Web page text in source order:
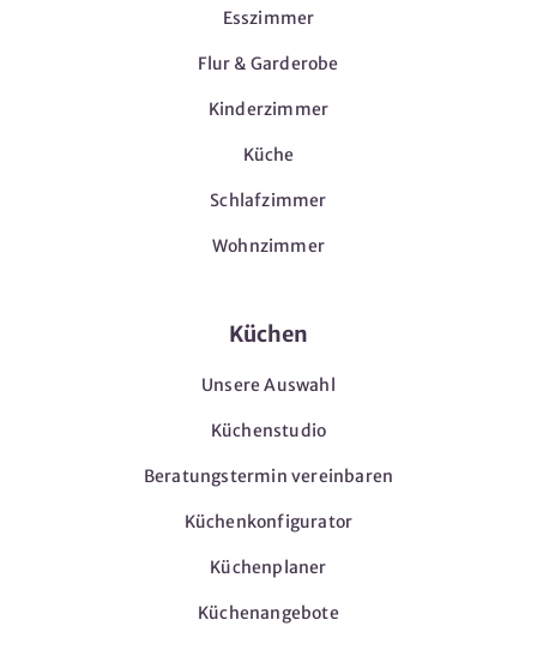
Esszimmer
Flur & Garderobe
Kinderzimmer
Küche
Schlafzimmer
Wohnzimmer
Küchen
Unsere Auswahl
Küchenstudio
Beratungstermin vereinbaren
Küchenkonfigurator
Küchenplaner
Küchenangebote